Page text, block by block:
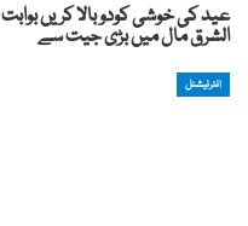
عید کی خوشی کودوبالا کریں بوابت
الشرق مال میں بڑی جیت سے
انٹرنیشنل